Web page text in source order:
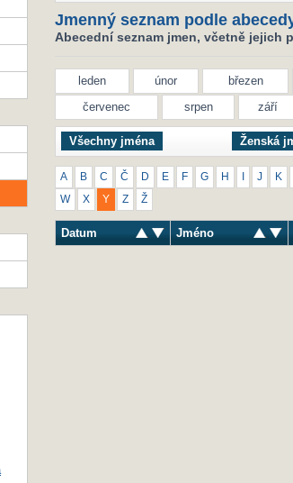
Jmenný seznam podle
Abecední seznam jmen, včetně jejich
leden únor březen
červenec
srpen září
Všechny jména Ženská
A B C Č D E F G H J K
W X Y Z Ž
Datum Jméno